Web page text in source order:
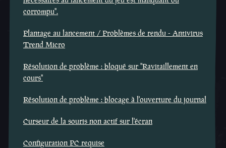
corrompu".
Plantage au lancement / Problèmes de rendu - Antivirus
Trend Micro
Résolution de problème : bloqué sur ''Ravitaillement en
cours''
Résolution de problème : blocage à l'ouverture du journal
Curseur de la souris non actif sur l'écran
Configuration PC requise